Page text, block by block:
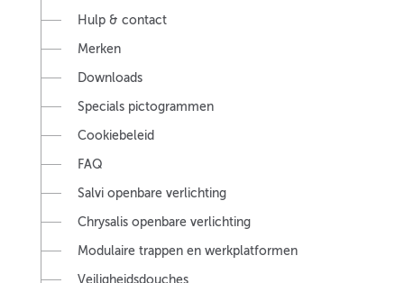
Hulp & contact
Merken
Downloads
Specials pictogrammen
Cookiebeleid
FAQ
Salvi openbare verlichting
Chrysalis openbare verlichting
Modulaire trappen en werkplatformen
Veiligheidsdouches